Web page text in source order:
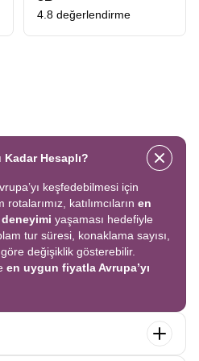
Her gece konaklamalı bu
Paris, Brugge, Amsterdam gibi
birleştirerek üç turu tek
İlk kez yurtdışına çıkacaklar
Kolay, keyifli, güvenli ve
kapsayan eşsiz bir
koruyan, kültürü ve
edilen Asya ülkelerini
hem şaşırtıcı hem öğretici bir
arasında ilerlerken
4.8 değerlendirme
Hesaplı?
keşfedebilmesi için
katılımcıların en
yaşaması hedefiyle
tur süresi, konaklama sayısı,
değişiklik gösterebilir.
en uygun fiyatla Avrupa’yı